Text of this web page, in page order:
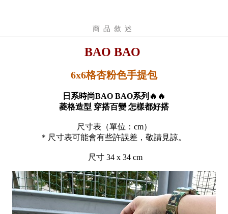
商品敘述